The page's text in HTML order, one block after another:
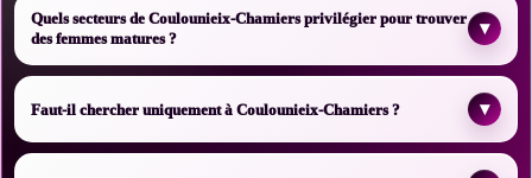
Quels secteurs de Coulounieix-Chamiers privilégier pour trouver
des femmes matures ?
▾
Faut-il chercher uniquement à Coulounieix-Chamiers ? ▾